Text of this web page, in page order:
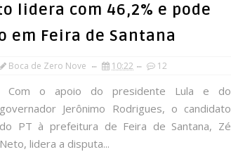
lidera com 46,2% e pode
em Feira de Santana
Boca de Zero Nove 10:22 12
Com o apoio do presidente Lula e do
governador Jerônimo Rodrigues, o candidato
do PT à prefeitura de Feira de Santana, Zé
Neto, lidera a disputa...